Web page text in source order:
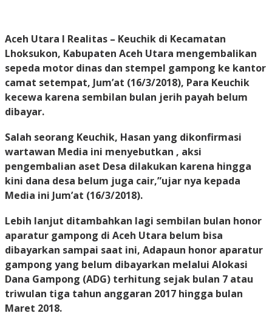
Aceh Utara I Realitas – Keuchik di Kecamatan
Lhoksukon, Kabupaten Aceh Utara mengembalikan
sepeda motor dinas dan stempel gampong ke kantor
camat setempat, Jum’at (16/3/2018), Para Keuchik
kecewa karena sembilan bulan jerih payah belum
dibayar.
Salah seorang Keuchik, Hasan yang dikonfirmasi
wartawan Media ini menyebutkan , aksi
pengembalian aset Desa dilakukan karena hingga
kini dana desa belum juga cair,”ujar nya kepada
Media ini Jum’at (16/3/2018).
Lebih lanjut ditambahkan lagi sembilan bulan honor
aparatur gampong di Aceh Utara belum bisa
dibayarkan sampai saat ini, Adapaun honor aparatur
gampong yang belum dibayarkan melalui Alokasi
Dana Gampong (ADG) terhitung sejak bulan 7 atau
triwulan tiga tahun anggaran 2017 hingga bulan
Maret 2018.